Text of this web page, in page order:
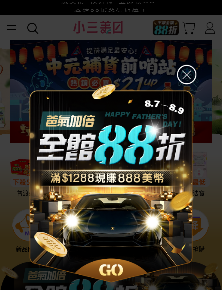
賺美幣~換好禮~立即換GO~
小三美日x全支付~美幣+全點折上折超划算
全館88折爸氣加倍！
普渡必備 話題保養 盛夏提案 雨天法寶
新品NEW 降價搶購